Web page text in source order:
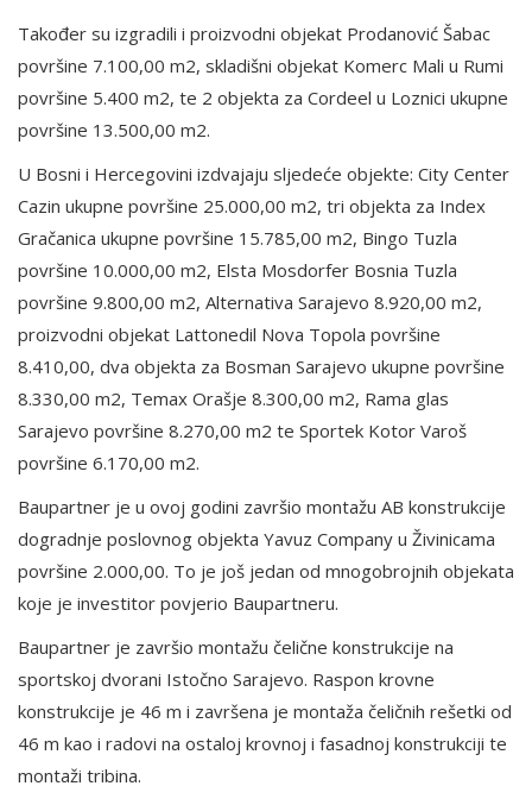
Također su izgradili i proizvodni objekat Prodanović Šabac
površine 7.100,00 m2, skladišni objekat Komerc Mali u Rumi
površine 5.400 m2, te 2 objekta za Cordeel u Loznici ukupne
površine 13.500,00 m2.
U Bosni i Hercegovini izdvajaju sljedeće objekte: City Center
Cazin ukupne površine 25.000,00 m2, tri objekta za Index
Gračanica ukupne površine 15.785,00 m2, Bingo Tuzla
površine 10.000,00 m2, Elsta Mosdorfer Bosnia Tuzla
površine 9.800,00 m2, Alternativa Sarajevo 8.920,00 m2,
proizvodni objekat Lattonedil Nova Topola površine
8.410,00, dva objekta za Bosman Sarajevo ukupne površine
8.330,00 m2, Temax Orašje 8.300,00 m2, Rama glas
Sarajevo površine 8.270,00 m2 te Sportek Kotor Varoš
površine 6.170,00 m2.
Baupartner je u ovoj godini završio montažu AB konstrukcije
dogradnje poslovnog objekta Yavuz Company u Živinicama
površine 2.000,00. To je još jedan od mnogobrojnih objekata
koje je investitor povjerio Baupartneru.
Baupartner je završio montažu čelične konstrukcije na
sportskoj dvorani Istočno Sarajevo. Raspon krovne
konstrukcije je 46 m i završena je montaža čeličnih rešetki od
46 m kao i radovi na ostaloj krovnoj i fasadnoj konstrukciji te
montaži tribina.